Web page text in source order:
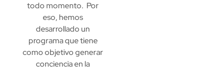
todo momento. Por
eso, hemos
desarrollado un
programa que tiene
como objetivo generar
conciencia en la